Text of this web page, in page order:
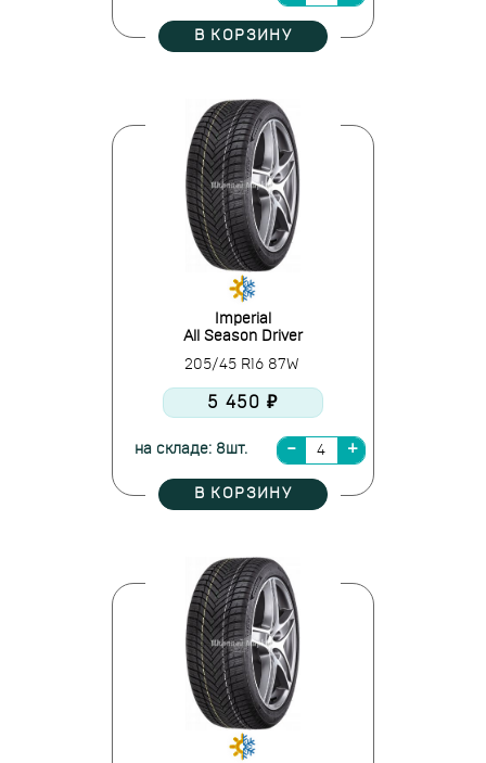
В КОРЗИНУ
Imperial
All Season Driver
205/45 R16 87W
5 450 ₽
на складе: 8шт.
В КОРЗИНУ